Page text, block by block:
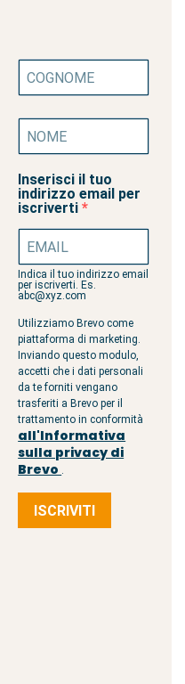
Inserisci il tuo
indirizzo email per
iscriverti
Indica il tuo indirizzo email
per iscriverti. Es.
abc@xyz.com
Utilizziamo Brevo come
piattaforma di marketing.
Inviando questo modulo,
accetti che i dati personali
da te forniti vengano
trasferiti a Brevo per il
trattamento in conformità
all'Informativa
sulla privacy di
Brevo .
ISCRIVITI